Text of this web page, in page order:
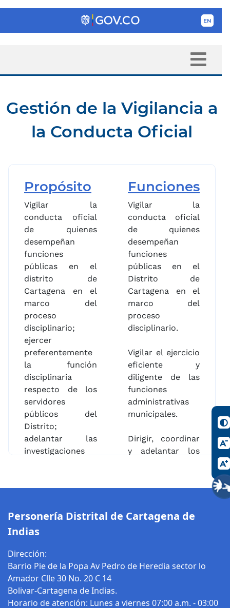
Gestión de la Vigilancia a
la Conducta Oficial
Propósito
Vigilar la
conducta oficial
de quienes
desempeñan
funciones
públicas en el
distrito de
Cartagena en el
marco del
proceso
disciplinario;
ejercer
preferentemente
la función
disciplinaria
respecto de los
servidores
públicos del
Distrito;
adelantar las
investigaciones
procedimientos
tal fin, por las
legalmente
vigentes y las
directrices
emitidas por la
Procuraduría
General de la
Funciones
Vigilar la
conducta oficial
de quienes
desempeñan
funciones
públicas en el
Distrito de
Cartagena en el
marco del
proceso
disciplinario.
Vigilar el ejercicio
eficiente y
diligente de las
funciones
administrativas
municipales.
Dirigir, coordinar
y adelantar los
correspondientes
Cartagena de
Indias en la etapa
presuma la
Código General
Personería Distrital de Cartagena de
Indias
Dirección:
Barrio Pie de la Popa Av Pedro de Heredia sector lo
Amador Clle 30 No. 20 C 14
Bolivar-Cartagena de Indias.
Horario de atención: Lunes a viernes 07:00 a.m. - 03:00